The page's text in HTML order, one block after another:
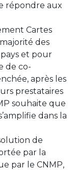
répondre aux
Cartes
des
et pour
de co-
après les
prestataires
souhaite que
dans la
de
par la
par le CNMP,